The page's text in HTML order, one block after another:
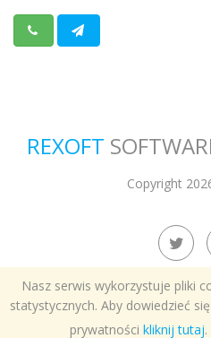
REXOFT
Copyright
Nasz serwis wykorzystuje pliki
statystycznych. Aby dowiedzieć
prywatności kliknij tutaj.